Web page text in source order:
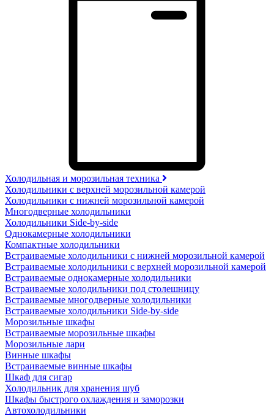
Холодильная и морозильная техника
Холодильники с верхней морозильной камерой
Холодильники с нижней морозильной камерой
Многодверные холодильники
Холодильники Side-by-side
Однокамерные холодильники
Компактные холодильники
Встраиваемые холодильники с нижней морозильной камерой
Встраиваемые холодильники с верхней морозильной камерой
Встраиваемые однокамерные холодильники
Встраиваемые холодильники под столешницу
Встраиваемые многодверные холодильники
Встраиваемые холодильники Side-by-side
Морозильные шкафы
Встраиваемые морозильные шкафы
Морозильные лари
Винные шкафы
Встраиваемые винные шкафы
Шкаф для сигар
Холодильник для хранения шуб
Шкафы быстрого охлаждения и заморозки
Автохолодильники